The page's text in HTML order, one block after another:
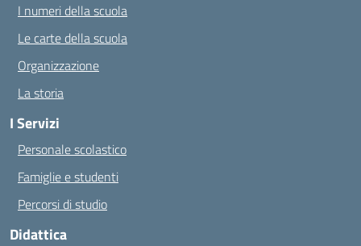
I numeri della scuola
Le carte della scuola
Organizzazione
La storia
I Servizi
Personale scolastico
Famiglie e studenti
Percorsi di studio
Didattica